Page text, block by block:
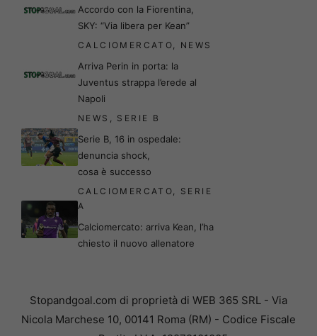
Accordo con la Fiorentina,
SKY: “Via libera per Kean”
CALCIOMERCATO, NEWS
Arriva Perin in porta: la
Juventus strappa l’erede al
Napoli
NEWS , SERIE B
Serie B, 16 in ospedale:
denuncia shock,
cosa è successo
CALCIOMERCATO, SERIE
A
Calciomercato: arriva Kean, l’ha
chiesto il nuovo allenatore
Stopandgoal.com di proprietà di WEB 365 SRL - Via
Nicola Marchese 10, 00141 Roma (RM) - Codice Fiscale